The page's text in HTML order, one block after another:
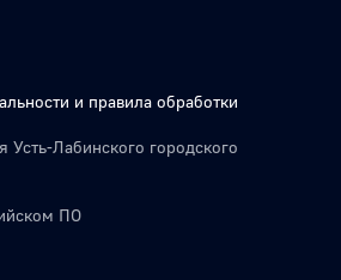
и правила обработки
Лабинского городского
ПО